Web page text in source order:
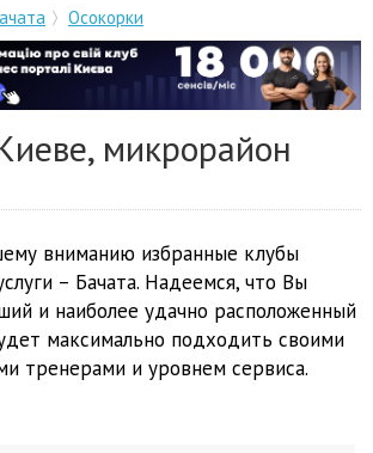
Осокорки
микрорайон
вниманию избранные клубы
– Бачата. Надеемся, что Вы
и наиболее удачно расположенный
максимально подходить своими
тренерами и уровнем сервиса.